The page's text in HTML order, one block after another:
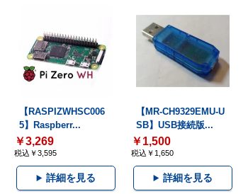
【RASPIZWHSC006
5】Raspberr...
￥3,269
税込￥3,595
詳細を見る
【MR-CH9329EMU-U
SB】USB接続版...
￥1,500
税込￥1,650
詳細を見る